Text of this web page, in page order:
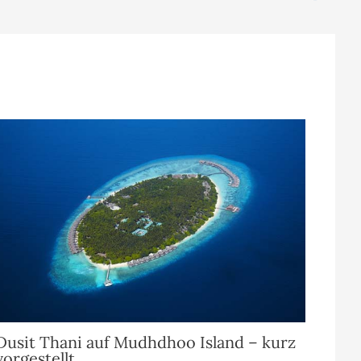
Thani auf Mudhdhoo Island – kurz